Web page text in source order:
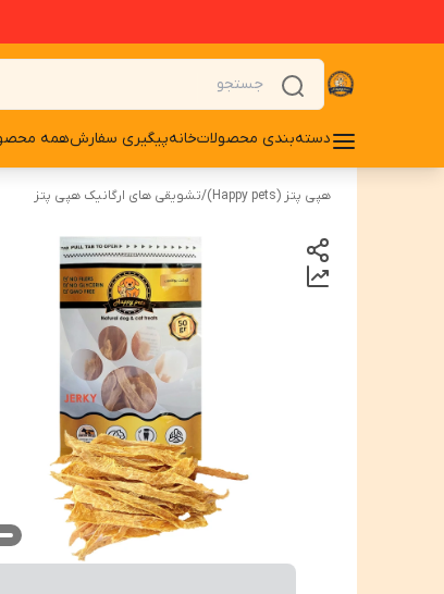
دسته‌بندی محصولاتخانهپیگیری سفارشهمه
هپی پتز (Happy pets) /تشویقی های ارگانیک هپی پتز